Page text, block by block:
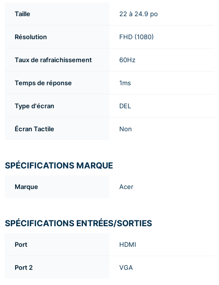
Taille 22 à 24.9 po
Résolution FHD (1080)
Taux de rafraichissement 60Hz
Temps de réponse 1ms
Type d'écran DEL
Écran Tactile Non
SPÉCIFICATIONS MARQUE
Marque Acer
SPÉCIFICATIONS ENTRÉES/SORTIES
Port HDMI
Port 2 VGA